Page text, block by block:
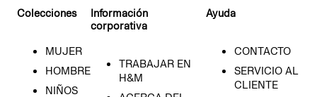
Colecciones
MUJER
HOMBRE
NIÑOS
Información
corporativa
TRABAJAR EN
H&M
Ayuda
CONTACTO
SERVICIO AL
CLIENTE